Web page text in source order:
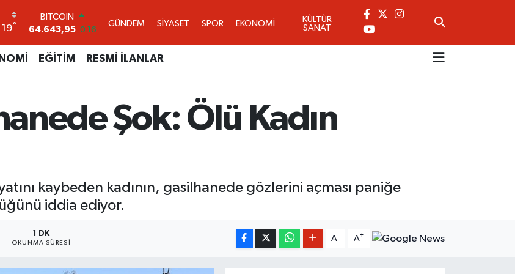
19°
DOLAR
47,6704 0
55,0406 -0.08
0.12
BİST100
13.799
70
GÜNDEM SİYASET SPOR EKONOMİ
KÜLTÜR
SANAT
EĞİTİM RESMİ İLANLAR
Şok: Ölü Kadın
kaybeden kadının, gasilhanede gözlerini açması paniğe
iddia ediyor.
1 DK
OKUNMA SÜRESI
A- A+